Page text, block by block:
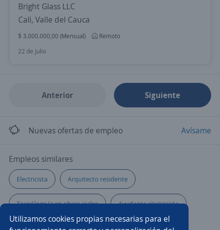
Utilizamos cookies propias necesarias para el
Bright Glass LLC
Cali, Valle del Cauca
$ 3.000.000,00 (Mensual)
Remoto
22 de julio
Anterior Siguiente
Nuevas ofertas de empleo Avísame
Empleos similares
Electricista Arquitecto residente
Tecnólogo/a en obras civiles Ayudante electricista
Técnico/a Ingeniero residente Chófer